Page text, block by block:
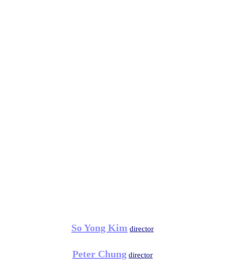
So Yong Kim director
Peter Chung director